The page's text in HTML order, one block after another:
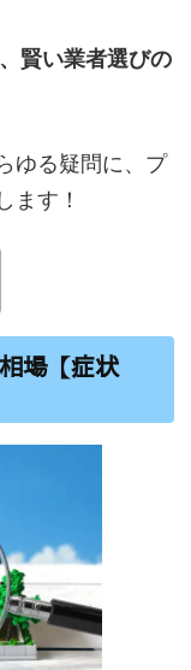
賢い業者選びの
ゆる疑問に、プ
ます！
場【症状